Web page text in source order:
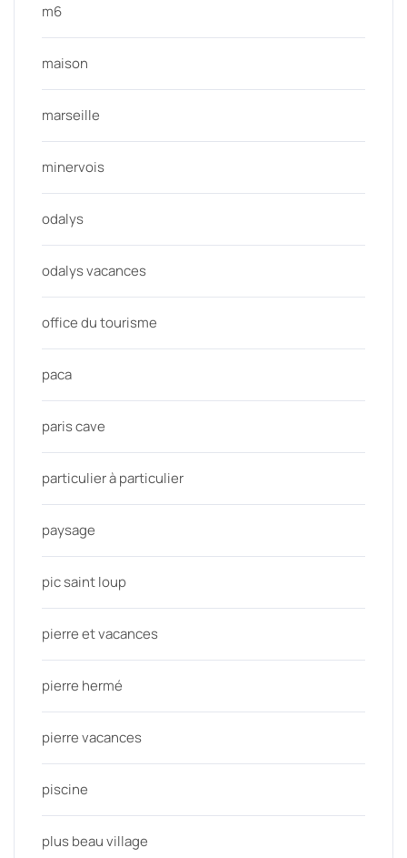
m6
maison
marseille
minervois
odalys
odalys vacances
office du tourisme
paca
paris cave
particulier à particulier
paysage
pic saint loup
pierre et vacances
pierre hermé
pierre vacances
piscine
plus beau village